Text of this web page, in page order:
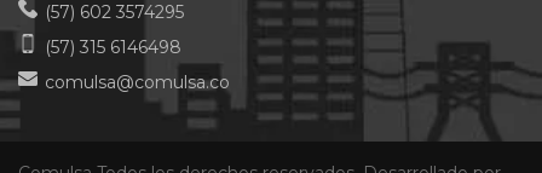
(57) 602 3574295
(57) 315 6146498
comulsa@comulsa.co